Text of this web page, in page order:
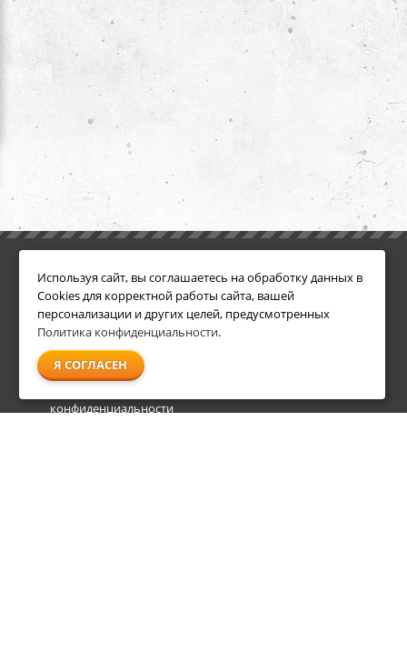
Условия возврата
О компании
Доставка
Оплата
Гарантия и сервис
конфиденциальности
Акции
Используя сайт, вы соглашаетесь на обработку данных в
Cookies для корректной работы сайта, вашей
персонализации и других целей, предусмотренных
Политика конфиденциальности.
Я СОГЛАСЕН